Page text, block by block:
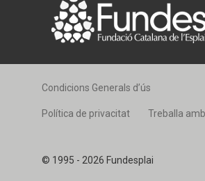
© 1995 - 2026 Fundesplai
Condicions Generals d’ús
Política de privacitat Treballa